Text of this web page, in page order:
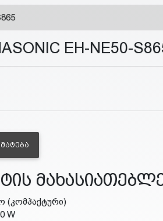
EH-NE50-
(კომპაქტური)
W